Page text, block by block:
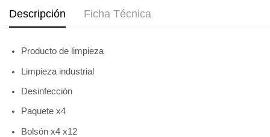
Descripción Ficha Técnica
Producto de limpieza
Limpieza industrial
Desinfección
Paquete x4
Bolsón x4 x12